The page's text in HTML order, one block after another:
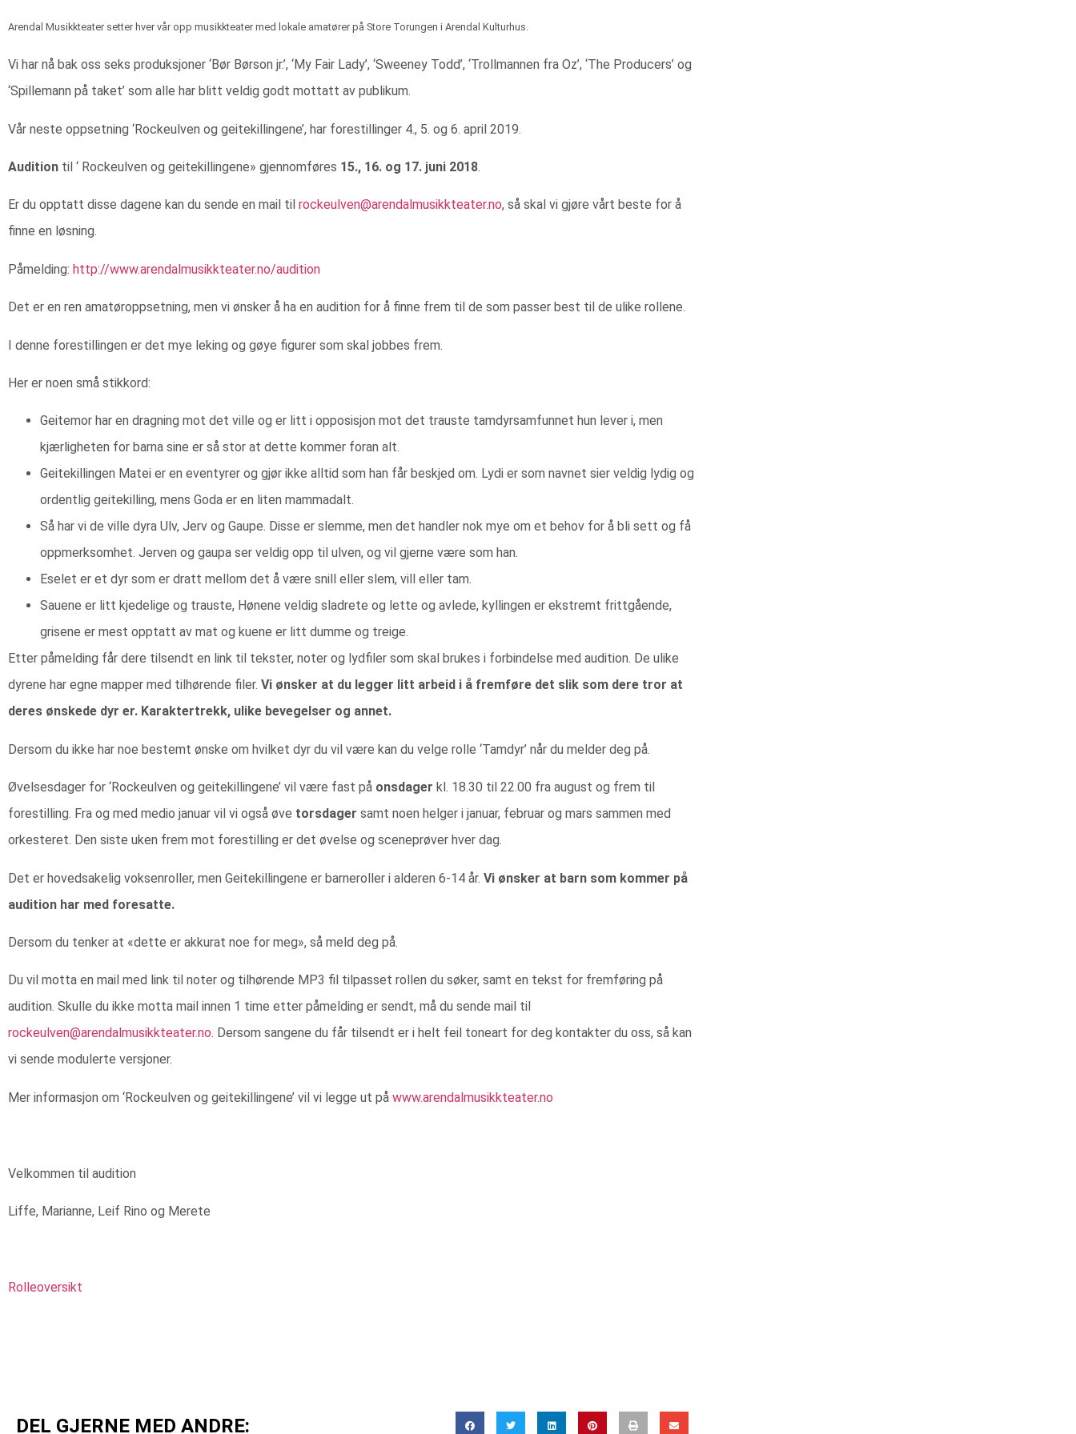
Arendal Musikkteater setter hver vår opp musikkteater med lokale amatører på Store Torungen i Arendal Kulturhus.
Vi har nå bak oss seks produksjoner ‘Bør Børson jr.’, ‘My Fair Lady’, ‘Sweeney Todd’, ‘Trollmannen fra Oz’, ‘The Producers’ og
‘Spillemann på taket’ som alle har blitt veldig godt mottatt av publikum.
Vår neste oppsetning ‘Rockeulven og geitekillingene’, har forestillinger 4., 5. og 6. april 2019.
Audition til ‘ Rockeulven og geitekillingene» gjennomføres 15., 16. og 17. juni 2018.
Er du opptatt disse dagene kan du sende en mail til rockeulven@arendalmusikkteater.no, så skal vi gjøre vårt beste for å
finne en løsning.
Påmelding: http://www.arendalmusikkteater.no/audition
Det er en ren amatøroppsetning, men vi ønsker å ha en audition for å finne frem til de som passer best til de ulike rollene.
I denne forestillingen er det mye leking og gøye figurer som skal jobbes frem.
Her er noen små stikkord:
Geitemor har en dragning mot det ville og er litt i opposisjon mot det trauste tamdyrsamfunnet hun lever i, men
kjærligheten for barna sine er så stor at dette kommer foran alt.
Geitekillingen Matei er en eventyrer og gjør ikke alltid som han får beskjed om. Lydi er som navnet sier veldig lydig og
ordentlig geitekilling, mens Goda er en liten mammadalt.
Så har vi de ville dyra Ulv, Jerv og Gaupe. Disse er slemme, men det handler nok mye om et behov for å bli sett og få
oppmerksomhet. Jerven og gaupa ser veldig opp til ulven, og vil gjerne være som han.
Eselet er et dyr som er dratt mellom det å være snill eller slem, vill eller tam.
Sauene er litt kjedelige og trauste, Hønene veldig sladrete og lette og avlede, kyllingen er ekstremt frittgående,
grisene er mest opptatt av mat og kuene er litt dumme og treige.
Etter påmelding får dere tilsendt en link til tekster, noter og lydfiler som skal brukes i forbindelse med audition. De ulike
dyrene har egne mapper med tilhørende filer. Vi ønsker at du legger litt arbeid i å fremføre det slik som dere tror at
deres ønskede dyr er. Karaktertrekk, ulike bevegelser og annet.
Dersom du ikke har noe bestemt ønske om hvilket dyr du vil være kan du velge rolle ‘Tamdyr’ når du melder deg på.
Øvelsesdager for ‘Rockeulven og geitekillingene’ vil være fast på onsdager kl. 18.30 til 22.00 fra august og frem til
forestilling. Fra og med medio januar vil vi også øve torsdager samt noen helger i januar, februar og mars sammen med
orkesteret. Den siste uken frem mot forestilling er det øvelse og sceneprøver hver dag.
Det er hovedsakelig voksenroller, men Geitekillingene er barneroller i alderen 6-14 år. Vi ønsker at barn som kommer på
audition har med foresatte.
Dersom du tenker at «dette er akkurat noe for meg», så meld deg på.
Du vil motta en mail med link til noter og tilhørende MP3 fil tilpasset rollen du søker, samt en tekst for fremføring på
audition. Skulle du ikke motta mail innen 1 time etter påmelding er sendt, må du sende mail til
rockeulven@arendalmusikkteater.no. Dersom sangene du får tilsendt er i helt feil toneart for deg kontakter du oss, så kan
vi sende modulerte versjoner.
Mer informasjon om ‘Rockeulven og geitekillingene’ vil vi legge ut på www.arendalmusikkteater.no
Velkommen til audition
Liffe, Marianne, Leif Rino og Merete
Rolleoversikt
DEL GJERNE MED ANDRE: